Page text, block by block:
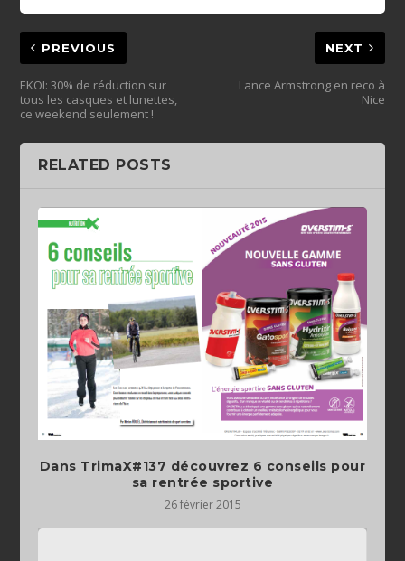
PREVIOUS
EKOI: 30% de réduction sur
tous les casques et lunettes,
ce weekend seulement !
NEXT
Lance Armstrong en reco à
Nice
RELATED POSTS
Dans TrimaX#137 découvrez 6 conseils pour
sa rentrée sportive
26 février 2015